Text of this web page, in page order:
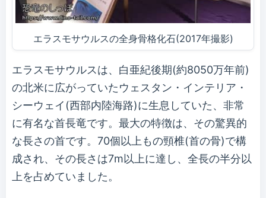
エラスモサウルスの全身骨格化石(2017年撮影)
エラスモサウルスは、白亜紀後期(約8050万年前)
の北米に広がっていたウェスタン・インテリア・
シーウェイ(西部内陸海路)に生息していた、非常
に有名な首長竜です。最大の特徴は、その驚異的
な長さの首です。70個以上もの頸椎(首の骨)で構
成され、その長さは7m以上に達し、全長の半分以
上を占めていました。